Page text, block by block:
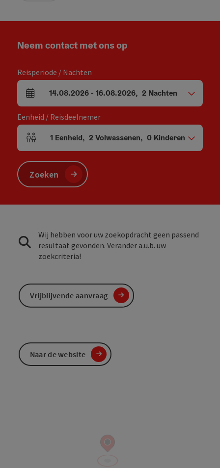
Neem contact met ons op
Reisperiode / Nachten
Velden voor aankomst en vertrek
14.08.2026- 16.08.2026, 2 Nachten
Eenheid / Reisdeelnemer
Aantal eenheden en persoonsvelden
1 Eenheid, 2 Volwassenen, 0 Kinderen
Zoeken
Wij hebben voor uw zoekopdracht geen passend
resultaat gevonden. Verander a.u.b. uw
zoekcriteria!
Vrijblijvende aanvraag
Naar de website